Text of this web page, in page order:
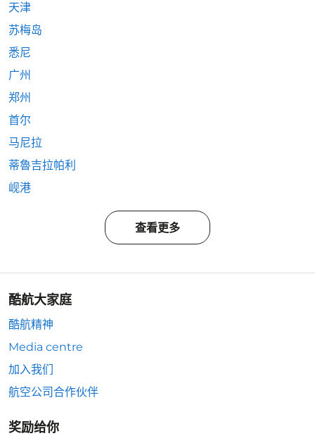
天津
苏梅岛
悉尼
广州
郑州
首尔
马尼拉
蒂魯吉拉帕利
岘港
查看更多
酷航大家庭
酷航精神
Media centre
加入我们
航空公司合作伙伴
奖励给你